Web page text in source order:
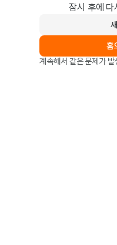
잠시 후에
홈
계속해서 같은 문제가 발